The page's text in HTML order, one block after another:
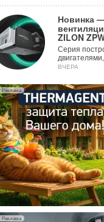
Новинка
ZILON
Серия
ВЧЕРА
Учёные
ВЧЕРА
Для
Разработка
мерзлоты,
ВЧЕРА
Реклама
Реклама